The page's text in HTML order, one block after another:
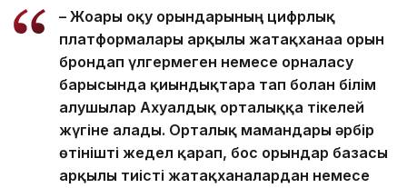
– Жоғары оқу орындарының цифрлық
платформалары арқылы жатақханаға орын
брондап үлгермеген немесе орналасу
барысында қиындықтарға тап болған білім
алушылар Ахуалдық орталыққа тікелей
жүгіне алады. Орталық мамандары әрбір
өтінішті жедел қарап, бос орындар базасы
арқылы тиісті жатақханалардан немесе